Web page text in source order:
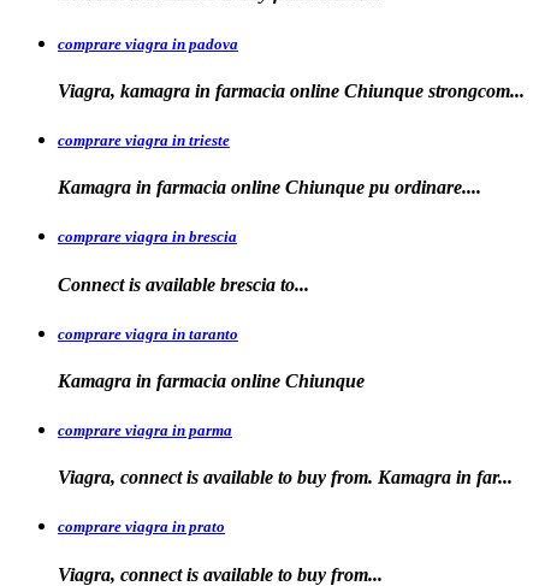
comprare viagra in padova
Viagra, kamagra in farmacia online Chiunque strongcom...
comprare viagra in trieste
Kamagra in farmacia online Chiunque pu ordinare....
comprare viagra in brescia
Connect is available brescia to...
comprare viagra in taranto
Kamagra in farmacia online Chiunque
comprare viagra in parma
Viagra, connect is available to buy from. Kamagra in far...
comprare viagra in prato
Viagra, connect is available to buy from...